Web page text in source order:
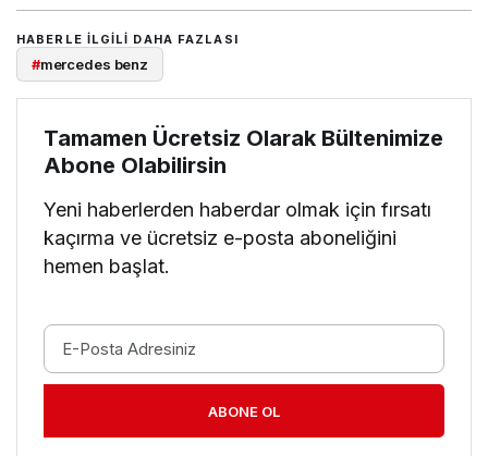
HABERLE ILGILI DAHA FAZLASI
#mercedes benz
Tamamen Ücretsiz Olarak Bültenimize
Abone Olabilirsin
Yeni haberlerden haberdar olmak için fırsatı
kaçırma ve ücretsiz e-posta aboneliğini
hemen başlat.
ABONE OL